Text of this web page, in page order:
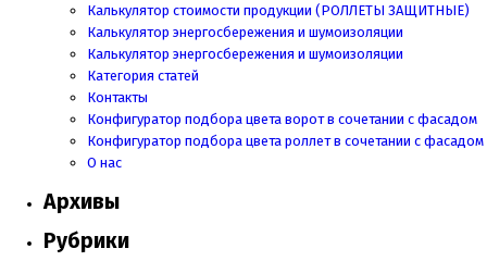
Калькулятор стоимости продукции (РОЛЛЕТЫ ЗАЩИТНЫЕ)
Калькулятор энергосбережения и шумоизоляции
Калькулятор энергосбережения и шумоизоляции
Категория статей
Контакты
Конфигуратор подбора цвета ворот в сочетании с фасадом
Конфигуратор подбора цвета роллет в сочетании с фасадом
О нас
Архивы
Рубрики